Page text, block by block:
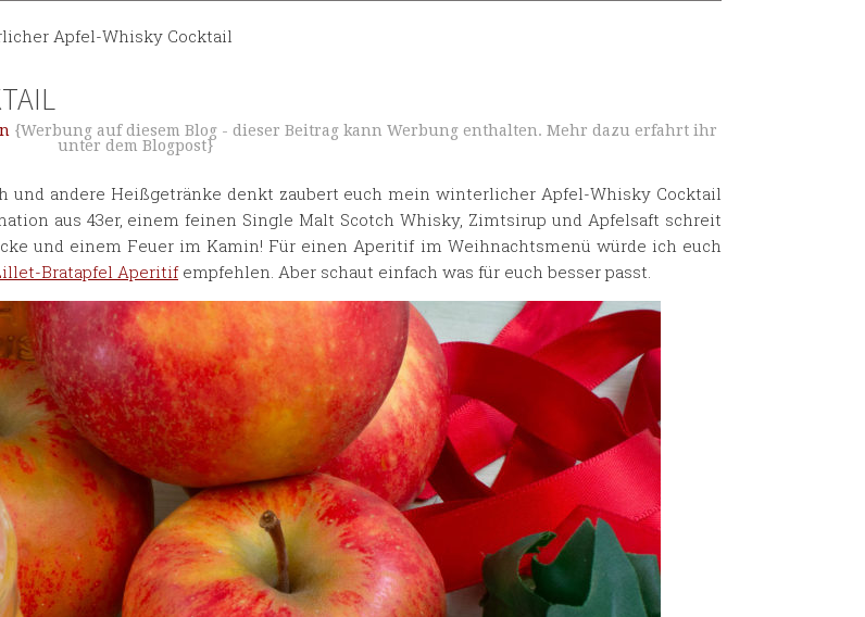
Apfel-Whisky Cocktail
{Werbung auf diesem Blog - dieser Beitrag kann Werbung enthalten. Mehr dazu erfahrt ihr
unter dem Blogpost}
und andere Heißgetränke denkt zaubert euch mein winterlicher Apfel-Whisky Cocktail
aus 43er, einem feinen Single Malt Scotch Whisky, Zimtsirup und Apfelsaft schreit
und einem Feuer im Kamin! Für einen Aperitif im Weihnachtsmenü würde ich euch
Bratapfel Aperitifempfehlen. Aber schaut einfach was für euch besser passt.